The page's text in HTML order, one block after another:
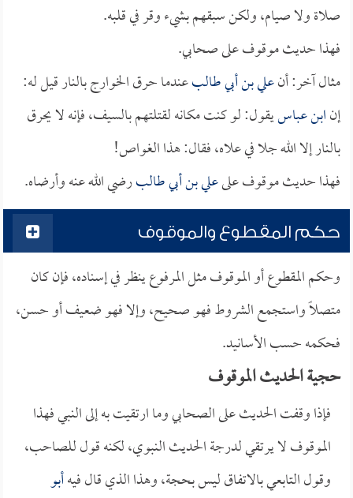
صلاة ولا صيام، ولكن سبقهم بشيء وقر في قلبه.
فهذا حديث موقوف على صحابي.
مثال آخر: أنعلي بن أبي طالبعندما حرق الخوارج بالنار قيل له:
إنابن عباسيقول: لو كنت مكانه لقتلتهم بالسيف، فإنه لا يحرق
بالنار إلا الله جلا في علاه، فقال: هذا الغواص!
فهذا حديث موقوف علىعلي بن أبي طالبرضي الله عنه وأرضاه.
حكم المقطوع والموقوف
وحكم المقطوع أو الموقوف مثل المرفوع ينظر في إسناده، فإن كان
متصلاً واستجمع الشروط فهو صحيح، وإلا فهو ضعيف أو حسن،
فحكمه حسب الأسانيد.
حجية الحديث الموقوف
فإذا وقفت الحديث على الصحابي وما ارتقيت به إلى النبي فهذا
الموقوف لا يرتقي لدرجة الحديث النبوي، لكنه قول للصاحب،
وقول التابعي بالاتفاق ليس بحجة، وهذا الذي قال فيهأبو